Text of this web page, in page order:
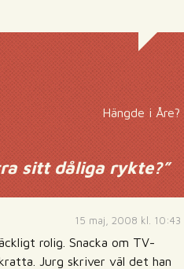
Hängde i Åre?
sitt dåliga rykte?”
15 maj, 2008 kl. 10:43
rolig. Snacka om TV-
Jurg skriver väl det han